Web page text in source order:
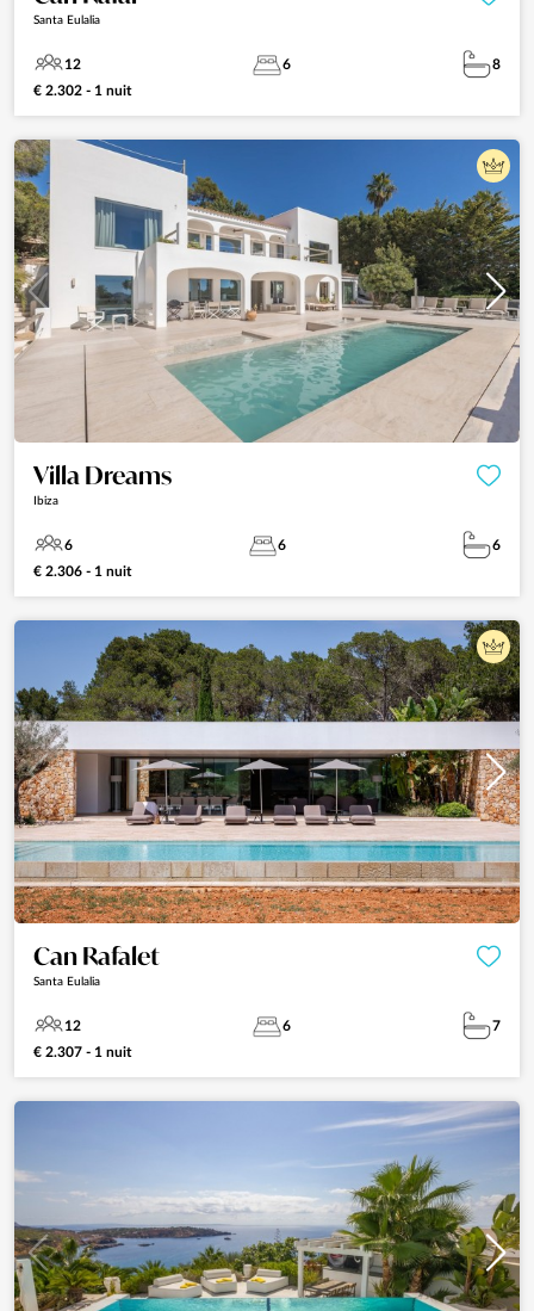
Santa Eulalia
12 6
8
€ 2.302 - 1 nuit
Villa Dreams
Ibiza
6 6
6
€ 2.306 - 1 nuit
Can Rafalet
Santa Eulalia
12 6
7
€ 2.307 - 1 nuit